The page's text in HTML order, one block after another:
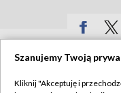
Szanujemy Twoją
Kliknij "Akceptuję i